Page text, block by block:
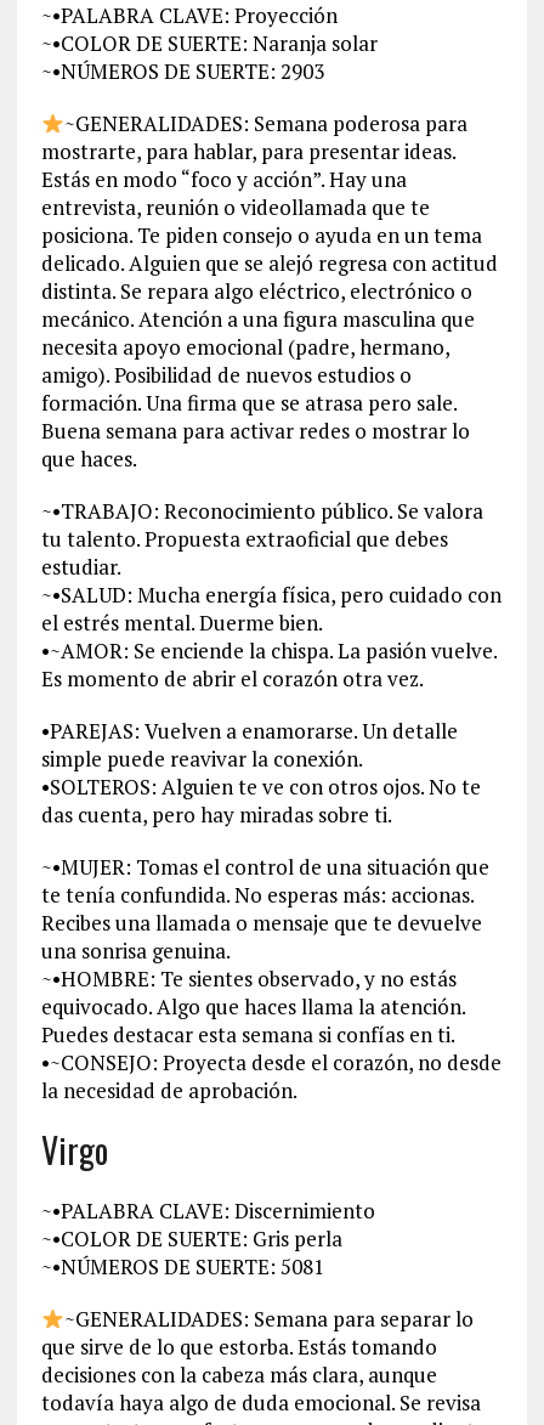
~•PALABRA CLAVE: Proyección
~•COLOR DE SUERTE: Naranja solar
~•NÚMEROS DE SUERTE: 2903
~GENERALIDADES: Semana poderosa para
mostrarte, para hablar, para presentar ideas.
Estás en modo “foco y acción”. Hay una
entrevista, reunión o videollamada que te
posiciona. Te piden consejo o ayuda en un tema
delicado. Alguien que se alejó regresa con actitud
distinta. Se repara algo eléctrico, electrónico o
mecánico. Atención a una figura masculina que
necesita apoyo emocional (padre, hermano,
amigo). Posibilidad de nuevos estudios o
formación. Una firma que se atrasa pero sale.
Buena semana para activar redes o mostrar lo
que haces.
~•TRABAJO: Reconocimiento público. Se valora
tu talento. Propuesta extraoficial que debes
estudiar.
~•SALUD: Mucha energía física, pero cuidado con
el estrés mental. Duerme bien.
•~AMOR: Se enciende la chispa. La pasión vuelve.
Es momento de abrir el corazón otra vez.
•PAREJAS: Vuelven a enamorarse. Un detalle
simple puede reavivar la conexión.
•SOLTEROS: Alguien te ve con otros ojos. No te
das cuenta, pero hay miradas sobre ti.
~•MUJER: Tomas el control de una situación que
te tenía confundida. No esperas más: accionas.
Recibes una llamada o mensaje que te devuelve
una sonrisa genuina.
~•HOMBRE: Te sientes observado, y no estás
equivocado. Algo que haces llama la atención.
Puedes destacar esta semana si confías en ti.
•~CONSEJO: Proyecta desde el corazón, no desde
la necesidad de aprobación.
Virgo
~•PALABRA CLAVE: Discernimiento
~•COLOR DE SUERTE: Gris perla
~•NÚMEROS DE SUERTE: 5081
~GENERALIDADES: Semana para separar lo
que sirve de lo que estorba. Estás tomando
decisiones con la cabeza más clara, aunque
todavía haya algo de duda emocional. Se revisa